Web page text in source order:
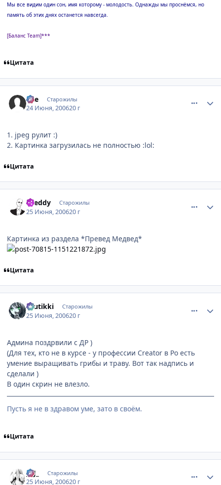
Мы все видим один сон, имя которому - молодость. Однажды мы проснёмся, но
память об этих днях останется навсегда.
[Баланс Team]***
Цитата
qZe Старожилы
24 Июня, 200620 г
1. jpeg рулит :)
2. Картинка загрузилась не полностью :lol:
Цитата
Dreddy Старожилы
25 Июня, 200620 г
Картинка из раздела *Превед Медвед*
Цитата
tuutikki Старожилы
25 Июня, 200620 г
Админа поздрвили с ДР )
(Для тех, кто не в курсе - у профессии Creator в Ро есть
умение выращивать грибы и траву. Вот так надпись и
сделали )
В один скрин не влезло.
Пусть я не в здравом уме, зато в своём.
Цитата
_KJ_ Старожилы
25 Июня, 200620 г